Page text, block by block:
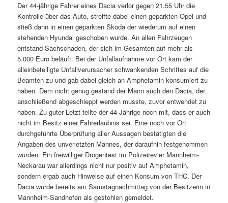
Der 44-jährige Fahrer eines Dacia verlor gegen 21.55 Uhr die
Kontrolle über das Auto, streifte dabei einen geparkten Opel und
stieß dann in einen geparkten Skoda der wiederum auf einen
stehenden Hyundai geschoben wurde. An allen Fahrzeugen
entstand Sachschaden, der sich im Gesamten auf mehr als
5.000 Euro beläuft. Bei der Unfallaufnahme vor Ort kam der
alleinbeteiligte Unfallverursacher schwankenden Schrittes auf die
Beamten zu und gab dabei gleich an Amphetamin konsumiert zu
haben. Dem nicht genug gestand der Mann auch den Dacia, der
anschließend abgeschleppt werden musste, zuvor entwendet zu
haben. Zu guter Letzt teilte der 44-Jährige noch mit, dass er auch
nicht im Besitz einer Fahrerlaubnis sei. Eine noch vor Ort
durchgeführte Überprüfung aller Aussagen bestätigten die
Angaben des unverletzten Mannes, der daraufhin festgenommen
wurden. Ein freiwilliger Drogentest im Polizeirevier Mannheim-
Neckarau war allerdings nicht nur positiv auf Amphetamin,
sondern ergab auch Hinweise auf einen Konsum von THC. Der
Dacia wurde bereits am Samstagnachmittag von der Besitzerin in
Mannheim-Sandhofen als gestohlen gemeldet.